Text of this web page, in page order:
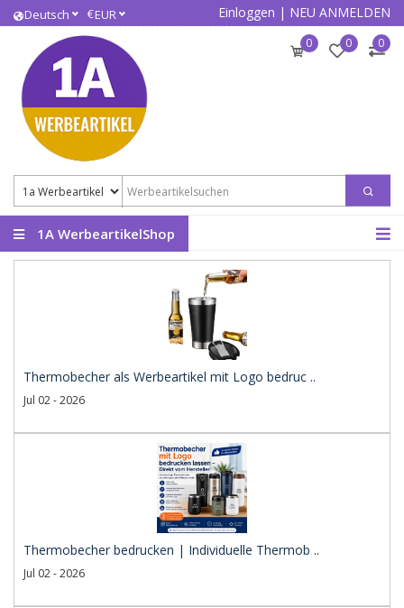
Deutsch €EUR Einloggen | NEU ANMELDEN
0 0 0
1A WerbeartikelShop
Thermobecher als Werbeartikel mit Logo bedruc ..
Jul 02 - 2026
Thermobecher bedrucken | Individuelle Thermob ..
Jul 02 - 2026